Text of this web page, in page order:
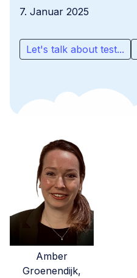
7. Januar 2025
Let's talk about test...
Amber
Groenendijk,